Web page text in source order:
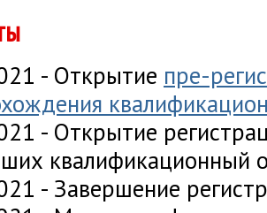
- Открытие пре-
- Открытие
квалификационный
- Завершение